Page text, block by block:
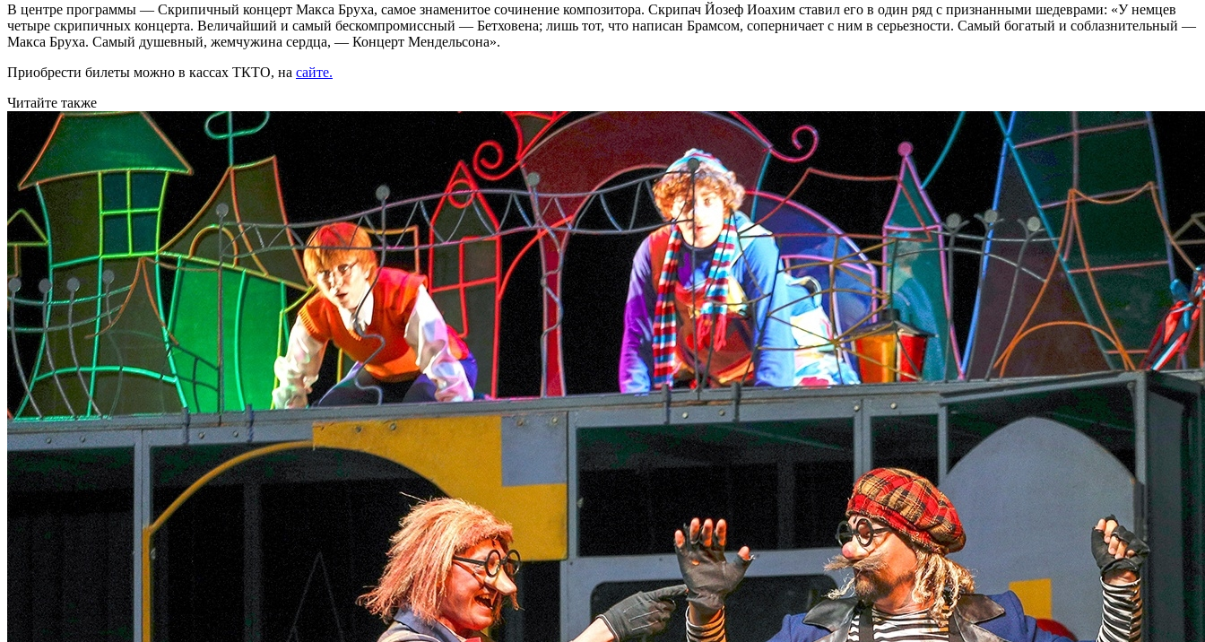
В центре программы — Скрипичный концерт Макса Бруха, самое знаменитое сочинение композитора. Скрипач Йозеф Иоахим ставил его в один ряд с признанными шедеврами: «У немцев
четыре скрипичных концерта. Величайший и самый бескомпромиссный — Бетховена; лишь тот, что написан Брамсом, соперничает с ним в серьезности. Самый богатый и соблазнительный —
Макса Бруха. Самый душевный, жемчужина сердца, — Концерт Мендельсона».
Приобрести билеты можно в кассах ТКТО, на сайте.
Читайте также